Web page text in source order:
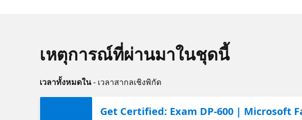
เหตุการณ์ที่ผ่านมาในชุดนี้
เวลาทั้งหมดใน- เวลาสากลเชิงพิกัด
Get Certified: Exam DP-600 | Microsoft